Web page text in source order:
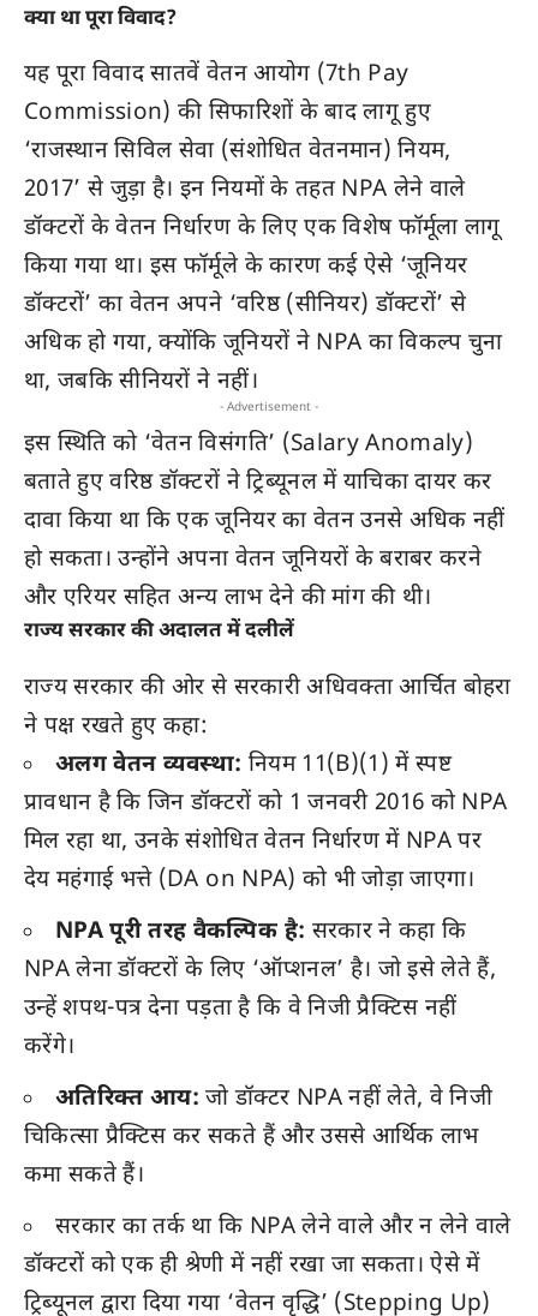
क्या था पूरा विवाद?
यह पूरा विवाद सातवें वेतन आयोग (7th Pay
Commission) की सिफारिशों के बाद लागू हुए
‘राजस्थान सिविल सेवा (संशोधित वेतनमान) नियम,
2017’ से जुड़ा है। इन नियमों के तहत NPA लेने वाले
डॉक्टरों के वेतन निर्धारण के लिए एक विशेष फॉर्मूला लागू
किया गया था। इस फॉर्मूले के कारण कई ऐसे ‘जूनियर
डॉक्टरों’ का वेतन अपने ‘वरिष्ठ (सीनियर) डॉक्टरों’ से
अधिक हो गया, क्योंकि जूनियरों ने NPA का विकल्प चुना
था, जबकि सीनियरों ने नहीं।
- Advertisement -
इस स्थिति को ‘वेतन विसंगति’ (Salary Anomaly)
बताते हुए वरिष्ठ डॉक्टरों ने ट्रिब्यूनल में याचिका दायर कर
दावा किया था कि एक जूनियर का वेतन उनसे अधिक नहीं
हो सकता। उन्होंने अपना वेतन जूनियरों के बराबर करने
और एरियर सहित अन्य लाभ देने की मांग की थी।
राज्य सरकार की अदालत में दलीलें
राज्य सरकार की ओर से सरकारी अधिवक्ता आर्चित बोहरा
ने पक्ष रखते हुए कहा:
अलग वेतन व्यवस्था: नियम 11(B)(1) में स्पष्ट
प्रावधान है कि जिन डॉक्टरों को 1 जनवरी 2016 को NPA
मिल रहा था, उनके संशोधित वेतन निर्धारण में NPA पर
देय महंगाई भत्ते (DA on NPA) को भी जोड़ा जाएगा।
NPA पूरी तरह वैकल्पिक है: सरकार ने कहा कि
NPA लेना डॉक्टरों के लिए ‘ऑप्शनल’ है। जो इसे लेते हैं,
उन्हें शपथ-पत्र देना पड़ता है कि वे निजी प्रैक्टिस नहीं
करेंगे।
अतिरिक्त आय: जो डॉक्टर NPA नहीं लेते, वे निजी
चिकित्सा प्रैक्टिस कर सकते हैं और उससे आर्थिक लाभ
कमा सकते हैं।
सरकार का तर्क था कि NPA लेने वाले और न लेने वाले
डॉक्टरों को एक ही श्रेणी में नहीं रखा जा सकता। ऐसे में
ट्रिब्यूनल द्वारा दिया गया ‘वेतन वृद्धि’ (Stepping Up)